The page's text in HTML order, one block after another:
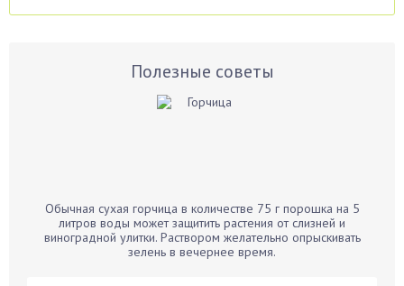
Аспарагус
Бархатцы
Бегония
Полезные советы
Обычная сухая горчица в количестве 75 г порошка на 5
литров воды может защитить растения от слизней и
виноградной улитки. Раствором желательно опрыскивать
зелень в вечернее время.